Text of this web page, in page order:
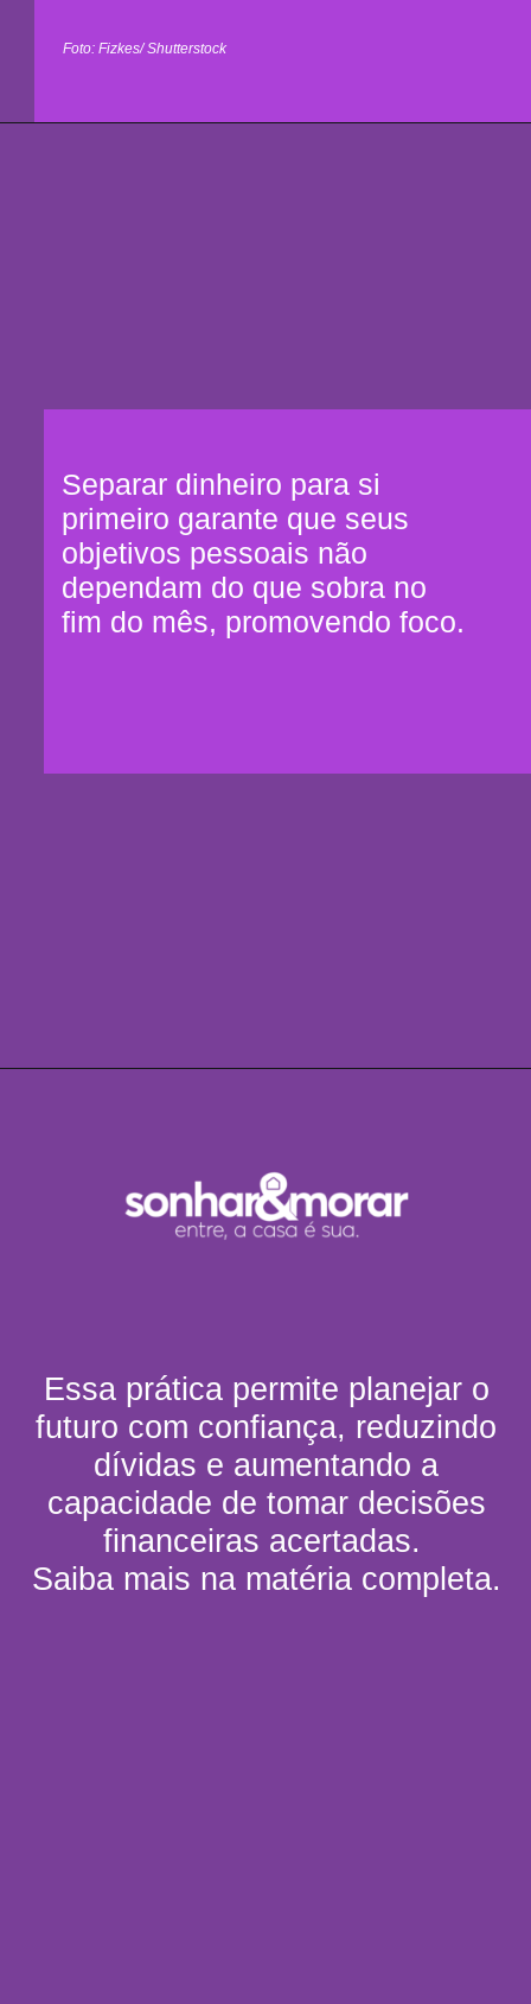
Separar dinheiro para si
primeiro garante que seus
objetivos pessoais não
dependam do que sobra no
fim do mês, promovendo foco.
Essa prática permite planejar o
futuro com confiança, reduzindo
dívidas e aumentando a
capacidade de tomar decisões
financeiras acertadas.
Saiba mais na matéria completa.